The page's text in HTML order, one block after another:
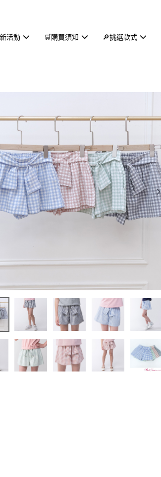
活動 🛒購買須知 🔎挑選款式